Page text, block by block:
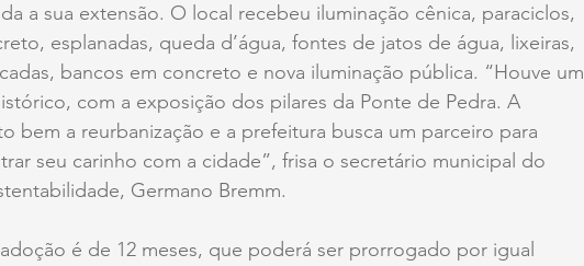
a sua extensão. O local recebeu iluminação cênica, paraciclos,
esplanadas, queda d’água, fontes de jatos de água, lixeiras,
bancos em concreto e nova iluminação pública. “Houve um
com a exposição dos pilares da Ponte de Pedra. A
bem a reurbanização e a prefeitura busca um parceiro para
seu carinho com a cidade”, frisa o secretário municipal do
Germano Bremm.
é de 12 meses, que poderá ser prorrogado por igual